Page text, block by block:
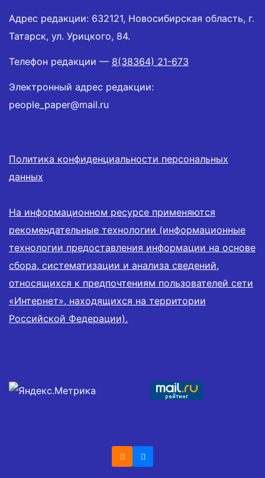
Адрес редакции: 632121, Новосибирская область, г.
Татарск, ул. Урицкого, 84.
Телефон редакции — 8(38364) 21-673
Электронный адрес редакции:
people_paper@mail.ru
Политика конфиденциальности персональных
данных
На информационном ресурсе применяются
рекомендательные технологии (информационные
технологии предоставления информации на основе
сбора, систематизации и анализа сведений,
относящихся к предпочтениям пользователей сети
«Интернет», находящихся на территории
Российской Федерации).